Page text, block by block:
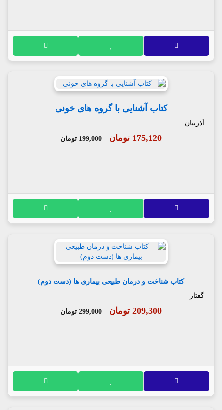
کتاب آشنایی با گروه های خونی
آذربیان
175,120 تومان 199,000 تومان
کتاب شناخت و درمان طبیعی بیماری ها (دست دوم)
گفتار
209,300 تومان 299,000 تومان